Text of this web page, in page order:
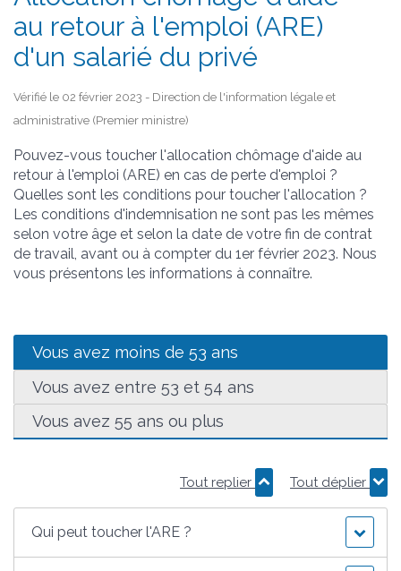
au retour à l'emploi (ARE)
d'un salarié du privé
Vérifié le 02 février 2023 - Direction de l'information légale et
administrative (Premier ministre)
Pouvez-vous toucher l'allocation chômage d'aide au
retour à l'emploi (ARE) en cas de perte d'emploi ?
Quelles sont les conditions pour toucher l'allocation ?
Les conditions d'indemnisation ne sont pas les mêmes
selon votre âge et selon la date de votre fin de contrat
de travail, avant ou à compter du 1er février 2023. Nous
vous présentons les informations à connaître.
Vous avez moins de 53 ans
Vous avez entre 53 et 54 ans
Vous avez 55 ans ou plus
Tout replier Tout déplier
Qui peut toucher l'ARE ?